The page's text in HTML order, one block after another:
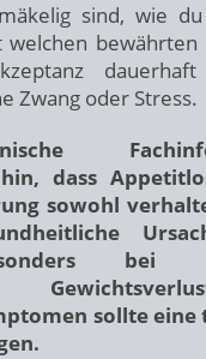
sind, wie
bewährten
dauerhaft
Zwang oder Stress.
dass
sowohl
bei
sollte